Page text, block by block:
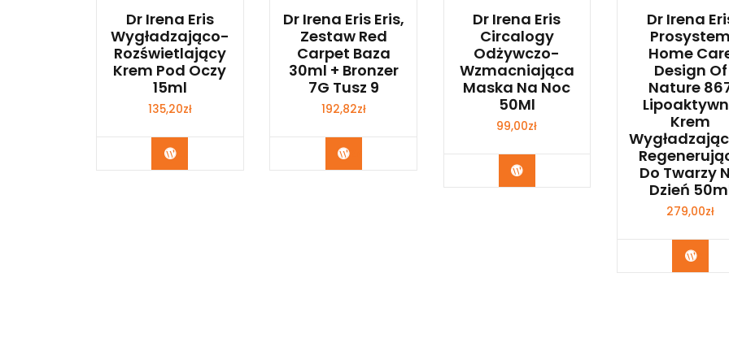
Dr Irena Eris
Wygładzająco-
Rozświetlający
Krem Pod Oczy
15ml
135,20zł
Zobacz
Dr Irena Eris Eris,
Zestaw Red
Carpet Baza
30ml + Bronzer
7G Tusz 9
192,82zł
Zobacz
Dr Irena Eris
Circalogy
Odżywczo-
Wzmacniająca
Maska Na Noc
50Ml
99,00zł
Zobacz
Dr Irena
Prosystem
Home
Design Of
Nature
Krem
Do Twarzy
Dzień
279,00zł